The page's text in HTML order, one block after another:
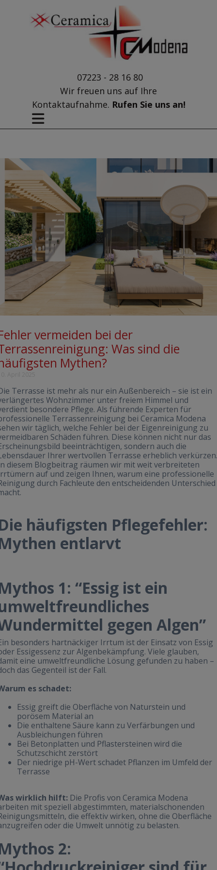
07223 - 28 16 80
Wir freuen uns auf Ihre
Kontaktaufnahme. Rufen Sie uns an!
vermeiden bei der
Was sind die
Mythen?
Terrasse ist mehr als nur ein Außenbereich – sie ist ein
Wohnzimmer unter freiem Himmel und
besondere Pflege. Als führende Experten für
Terrassenreinigung bei Ceramica Modena
wir täglich, welche Fehler bei der Eigenreinigung zu
Schäden führen. Diese können nicht nur das
beeinträchtigen, sondern auch die
Ihrer wertvollen Terrasse erheblich verkürzen.
diesem Blogbeitrag räumen wir mit weit verbreiteten
auf und zeigen Ihnen, warum eine professionelle
durch Fachleute den entscheidenden Unterschied
häufigsten Pflegefehler:
entlarvt
1: “Essig ist ein
gegen Algen”
besonders hartnäckiger Irrtum ist der Einsatz von Essig
Essigessenz zur Algenbekämpfung. Viele glauben,
eine umweltfreundliche Lösung gefunden zu haben –
das Gegenteil ist der Fall.
es schadet:
Essig greift die Oberfläche von Naturstein und
porösem Material an
Die enthaltene Säure kann zu Verfärbungen und
Ausbleichungen führen
Bei Betonplatten und Pflastersteinen wird die
Schutzschicht zerstört
Der niedrige pH-Wert schadet Pflanzen im Umfeld der
Terrasse
wirklich hilft: Die Profis von Ceramica Modena
mit speziell abgestimmten, materialschonenden
die effektiv wirken, ohne die Oberfläche
oder die Umwelt unnötig zu belasten.
2: